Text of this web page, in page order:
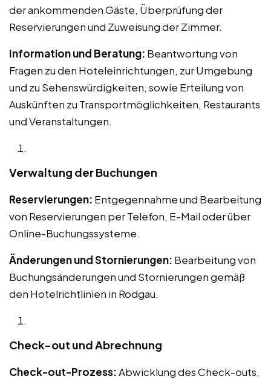
der ankommenden Gäste, Überprüfung der
Reservierungen und Zuweisung der Zimmer.
Information und Beratung: Beantwortung von
Fragen zu den Hoteleinrichtungen, zur Umgebung
und zu Sehenswürdigkeiten, sowie Erteilung von
Auskünften zu Transportmöglichkeiten, Restaurants
und Veranstaltungen.
Verwaltung der Buchungen
Reservierungen: Entgegennahme und Bearbeitung
von Reservierungen per Telefon, E-Mail oder über
Online-Buchungssysteme.
Änderungen und Stornierungen: Bearbeitung von
Buchungsänderungen und Stornierungen gemäß
den Hotelrichtlinien in Rodgau.
Check-out und Abrechnung
Check-out-Prozess:Abwicklung des Check-outs,